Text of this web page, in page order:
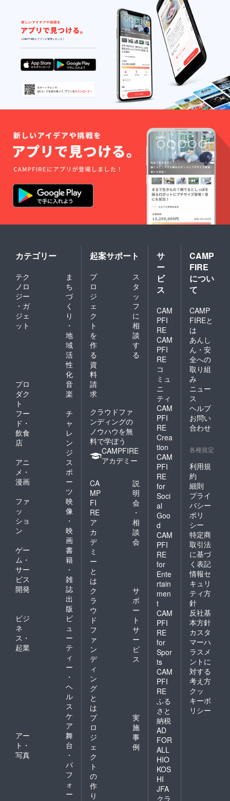
カテゴリー
テク
ノロ
ジー
・ガ
ジェ
ット
ま
ち
づ
く
り
・
地
域
活
性
化
プロ
ダク
ト
音
楽
フー
ド・
飲食
店
チ
ャ
レ
ン
ジ
アニ
メ・
漫画
ス
ポ
ー
ツ
ファ
ッ
ショ
ン
映
像
・
映
画
ゲー
ム・
サー
ビス
開発
書
籍
・
雑
誌
出
版
ビジ
ネ
ス・
起業
ビ
ュ
ー
テ
ィ
ー
・
ヘ
ル
ス
ケ
ア
アー
ト・
写真
舞
台
・
パ
フ
ォ
ー
起案サポート
プ
ロ
ジ
ェ
ク
ト
を
作
る
ス
タ
ッ
フ
に
相
談
す
る
資
料
請
求
クラウドファ
ンディングの
ノウハウを無
料で学ぼう
CAMPFIRE
アカデミー
CA
MP
FI
RE
ア
カ
デ
ミ
ー
と
は
説
明
会
・
相
談
会
ク
ラ
ウ
ド
フ
ァ
ン
デ
ィ
ン
グ
と
は
サ
ポ
ー
ト
サ
ー
ビ
ス
プ
ロ
ジ
ェ
ク
ト
の
作
り
実
施
事
例
サ
ー
ビ
ス
CAM
PFI
RE
CAM
PFI
RE
コ
ミュ
ニ
ティ
CAM
PFI
RE
Crea
tion
CAM
PFI
RE
for
Soci
al
Goo
d
CAM
PFI
RE
for
Ente
rtain
men
t
CAM
PFI
RE
for
Spor
ts
CAM
PFI
RE
ふる
さと
納税
AD
FOR
ALL
HIO
KOS
HI
JFA
クラ
CAMP
FIRE
につい
て
CAMP
FIREと
は
あんし
ん・安
全への
取り組
み
ニュー
ス
ヘルプ
お問い
合わせ
各種規定
利用規
約
細則
プライ
バシー
ポリ
シー
特定商
取引法
に基づ
く表記
情報セ
キュリ
ティ方
針
反社基
本方針
カスタ
マーハ
ラスメ
ントに
対する
考え方
クッ
キーポ
リシー